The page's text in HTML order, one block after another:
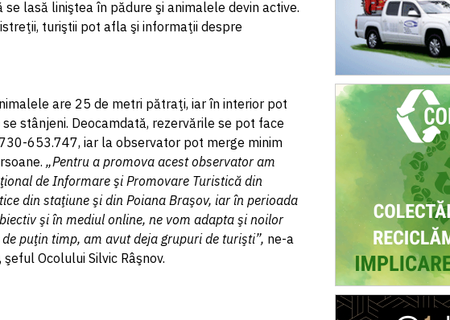
lasă liniştea în pădure şi animalele devin active.
turiştii pot afla şi informaţii despre
are 25 de metri pătraţi, iar în interior pot
stânjeni. Deocamdată, rezervările se pot face
653.747, iar la observator pot merge minim
„Pentru a promova acest observator am
de Informare şi Promovare Turistică din
din staţiune şi din Poiana Braşov, iar în perioada
şi în mediul online, ne vom adapta şi noilor
puţin timp, am avut deja grupuri de turişti”, ne-a
Ocolului Silvic Râşnov.